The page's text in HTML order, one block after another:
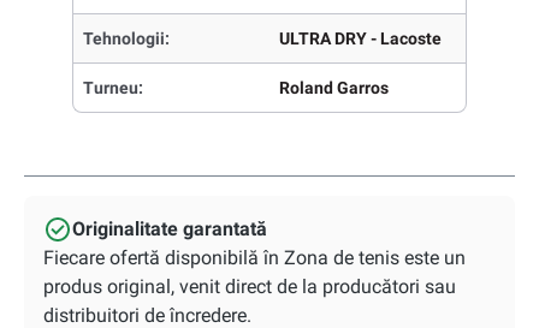
Tehnologii: ULTRA DRY - Lacoste
Turneu: Roland Garros
Originalitate garantată
Fiecare ofertă disponibilă în Zona de tenis este un
produs original, venit direct de la producători sau
distribuitori de încredere.